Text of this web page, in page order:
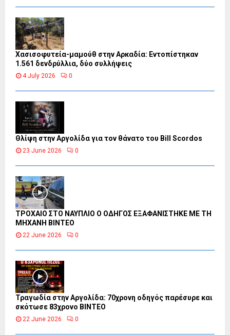
Χασισοφυτεία-μαμούθ στην Αρκαδία: Εντοπίστηκαν
1.561 δενδρύλλια, δύο συλλήψεις
4 July 2026 0
Θλίψη στην Αργολίδα για τον θάνατο του Bill Scordos
23 June 2026 0
ΤΡΟΧΑΙΟ ΣΤΟ ΝΑΥΠΛΙΟ Ο ΟΔΗΓΟΣ ΕΞΑΦΑΝΙΣΤΗΚΕ ΜΕ ΤΗ
ΜΗΧΑΝΗ ΒΙΝΤΕΟ
22 June 2026 0
Τραγωδία στην Αργολίδα: 70χρονη οδηγός παρέσυρε και
σκότωσε 83χρονο ΒΙΝΤΕΟ
22 June 2026 0